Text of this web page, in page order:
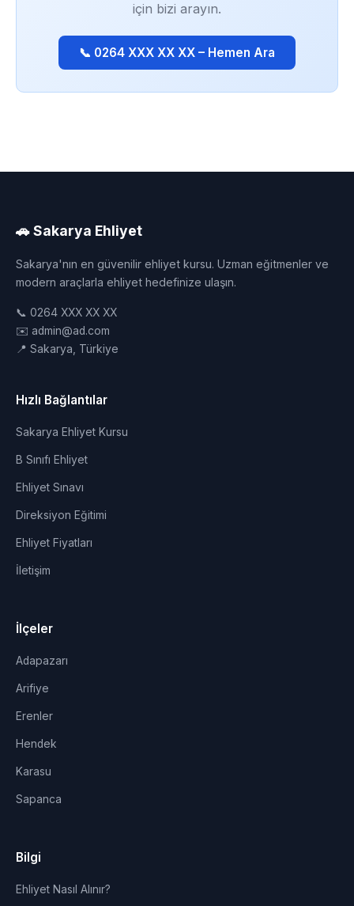
için bizi arayın.
📞 0264 XXX XX XX – Hemen Ara
🚗 Sakarya Ehliyet
Sakarya'nın en güvenilir ehliyet kursu. Uzman eğitmenler ve
modern araçlarla ehliyet hedefinize ulaşın.
📞 0264 XXX XX XX
✉️ admin@ad.com
📍 Sakarya, Türkiye
Hızlı Bağlantılar
Sakarya Ehliyet Kursu
B Sınıfı Ehliyet
Ehliyet Sınavı
Direksiyon Eğitimi
Ehliyet Fiyatları
İletişim
İlçeler
Adapazarı
Arifiye
Erenler
Hendek
Karasu
Sapanca
Bilgi
Ehliyet Nasıl Alınır?